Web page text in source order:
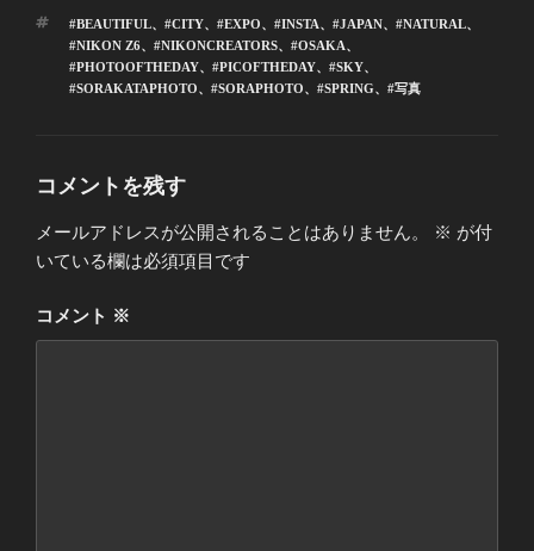
ゴ
リ
ー
タ
グ
#BEAUTIFUL、 #CITY、 #EXPO、 #INSTA、 #JAPAN、 #NATURAL、
#NIKON Z6、 #NIKONCREATORS、 #OSAKA、
#PHOTOOFTHEDAY、 #PICOFTHEDAY、 #SKY、
#SORAKATAPHOTO、 #SORAPHOTO、 #SPRING、 #写真
コメントを残す
メールアドレスが公開されることはありません。 ※ が付
いている欄は必須項目です
コメント ※